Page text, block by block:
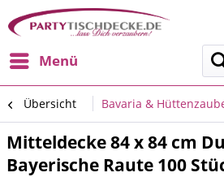
Menü
Übersicht Bavaria &
Mitteldecke 84 x 84 cm
Bayerische Raute 100